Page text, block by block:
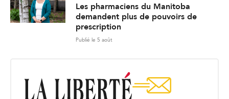
Les pharmaciens du Manitoba
demandent plus de pouvoirs de
prescription
Publié le 5 août